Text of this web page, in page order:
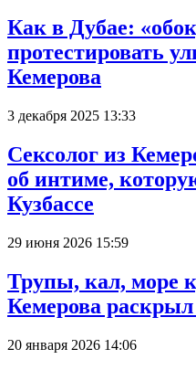
Как в Дубае:
протестировать
Кемерова
3 декабря 2025 13:33
Сексолог из
об интиме,
Кузбассе
29 июня 2026 15:59
Трупы, кал, море
Кемерова
20 января 2026 14:06